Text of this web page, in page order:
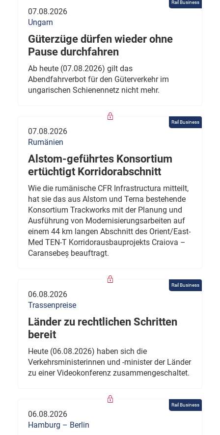
Rail Business
07.08.2026
Ungarn
Güterzüge dürfen wieder ohne
Pause durchfahren
Ab heute (07.08.2026) gilt das
Abendfahrverbot für den Güterverkehr im
ungarischen Schienennetz nicht mehr.
Rail Business
07.08.2026
Rumänien
Alstom-geführtes Konsortium
ertüchtigt Korridorabschnitt
Wie die rumänische CFR Infrastructura mitteilt,
hat sie das aus Alstom und Terna bestehende
Konsortium Trackworks mit der Planung und
Ausführung von Modernisierungsarbeiten auf
einem 44 km langen Abschnitt des Orient/East-
Med TEN-T Korridorausbauprojekts Craiova –
Caransebeș beauftragt.
Rail Business
06.08.2026
Trassenpreise
Länder zu rechtlichen Schritten
bereit
Heute (06.08.2026) haben sich die
Verkehrsministerinnen und -minister der Länder
zu einer Videokonferenz zusammengeschaltet.
Rail Business
06.08.2026
Hamburg – Berlin